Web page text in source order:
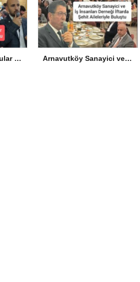
Hadımköy Giresunlular Derneği İftarda Buluştu Arnavutköy Sanayici ve İş İnsanları Derneği İftarda Şehit Aileleriyle Buluştu